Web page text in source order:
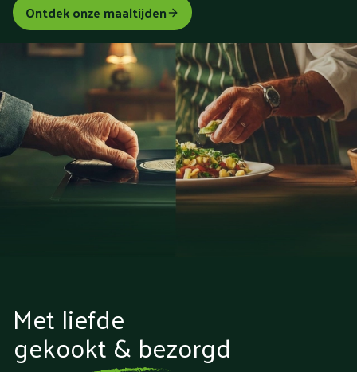
Ontdek onze maaltijden
Met liefde
gekookt & bezorgd